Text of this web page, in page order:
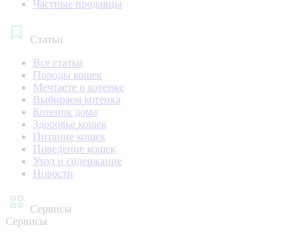
Частные продавцы
Статьи
Все статьи
Породы кошек
Мечтаете о котенке
Выбираем котенка
Котенок дома
Здоровье кошек
Питание кошек
Поведение кошек
Уход и содержание
Новости
Сервисы
Сервисы